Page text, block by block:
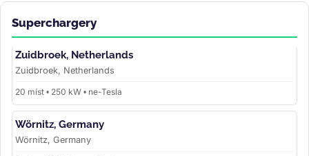
Superchargery
Zuidbroek, Netherlands
Zuidbroek, Netherlands
20 míst • 250 kW • ne-Tesla
Wörnitz, Germany
Wörnitz, Germany